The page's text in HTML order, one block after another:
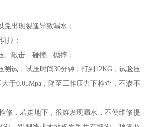
免出现裂逢导致漏水；
掉；
、敲击、碰撞、抛摔；
测试，试压时间30分钟，打到12KG，试验压
于0.05Mpa，降至工作压力下检查，不渗不
修，若走地下，很难发现漏水，不便维修提